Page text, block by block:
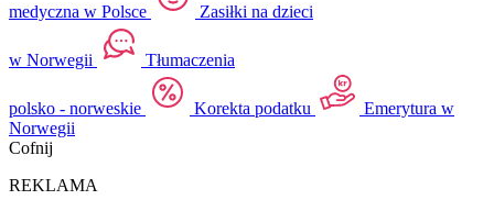
medyczna w Polsce Zasiłki na dzieci
w Norwegii Tłumaczenia
polsko - norweskie Korekta podatku
Emerytura w
Norwegii
Cofnij
REKLAMA